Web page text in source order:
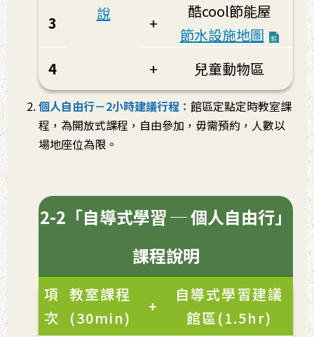
說
3 +
酷cool節能屋
節水設施地圖
4
+ 兒童動物區
個人自由行－2小時建議行程： 館區定點定時教室課
程，為開放式課程，自由參加，毋需預約，人數以
場地座位為限。
項
次
教室課程
(30min)
+
自導式學習建議
館區(1.5hr)
2-2「自導式學習 ─ 個人自由行」
課程說明